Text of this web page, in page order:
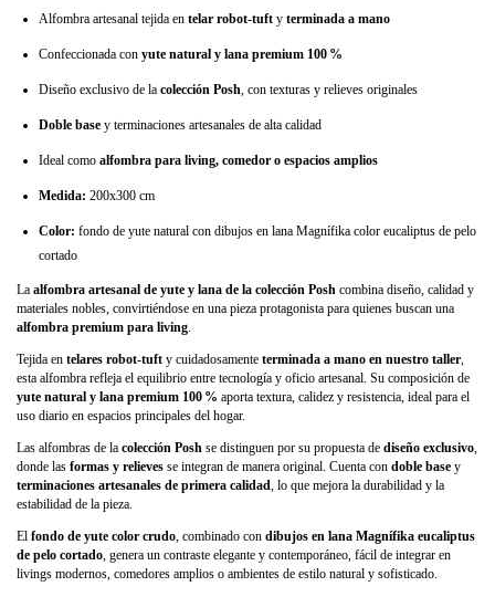
Alfombra artesanal tejida en telar robot‑tuft y terminada a mano
Confeccionada con yute natural y lana premium 100 %
Diseño exclusivo de la colección Posh, con texturas y relieves originales
Doble base y terminaciones artesanales de alta calidad
Ideal como alfombra para living, comedor o espacios amplios
Medida: 200x300 cm
Color: fondo de yute natural con dibujos en lana Magnífika color eucaliptus de pelo
cortado
La alfombra artesanal de yute y lana de la colección Posh combina diseño, calidad y
materiales nobles, convirtiéndose en una pieza protagonista para quienes buscan una
alfombra premium para living.
Tejida en telares robot‑tuft y cuidadosamente terminada a mano en nuestro taller,
esta alfombra refleja el equilibrio entre tecnología y oficio artesanal. Su composición de
yute natural y lana premium 100 % aporta textura, calidez y resistencia, ideal para el
uso diario en espacios principales del hogar.
Las alfombras de la colección Posh se distinguen por su propuesta de diseño exclusivo,
donde las formas y relieves se integran de manera original. Cuenta con doble base y
terminaciones artesanales de primera calidad, lo que mejora la durabilidad y la
estabilidad de la pieza.
El fondo de yute color crudo, combinado con dibujos en lana Magnífika eucaliptus
de pelo cortado, genera un contraste elegante y contemporáneo, fácil de integrar en
livings modernos, comedores amplios o ambientes de estilo natural y sofisticado.